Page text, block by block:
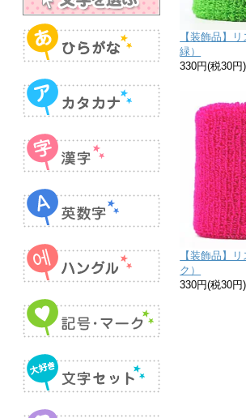
【装飾品】
緑）
330円(税30円)
【装飾品】
ク）
330円(税30円)